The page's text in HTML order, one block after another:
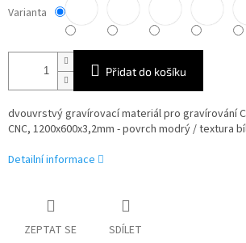
cena:
Varianta
Přidat do košíku
dvouvrstvý gravírovací materiál pro gravírování
CNC, 1200x600x3,2mm - povrch modrý / textura
Detailní informace
ZEPTAT SE SDÍLET